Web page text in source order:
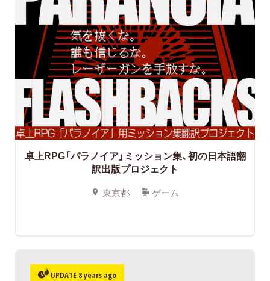
卓上RPG「パラノイア」ミッション集、初の日本語翻
訳出版プロジェクト
東京都 ゲーム
UPDATE 8 years ago